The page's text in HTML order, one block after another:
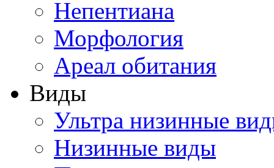
Непентиана
Морфология
Ареал обитания
Виды
Ультра низинные
Низинные виды